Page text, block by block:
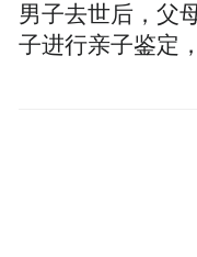
男子去世后，父
子进行亲子鉴定